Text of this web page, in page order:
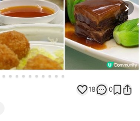
18 0